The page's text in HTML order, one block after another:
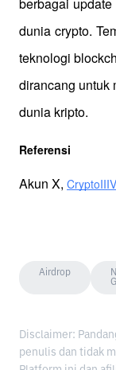
berbagai
dunia crypto.
teknologi
dirancang untuk
dunia kripto.
Referensi
Akun X,
Airdrop
Disclaimer:
penulis dan tidak